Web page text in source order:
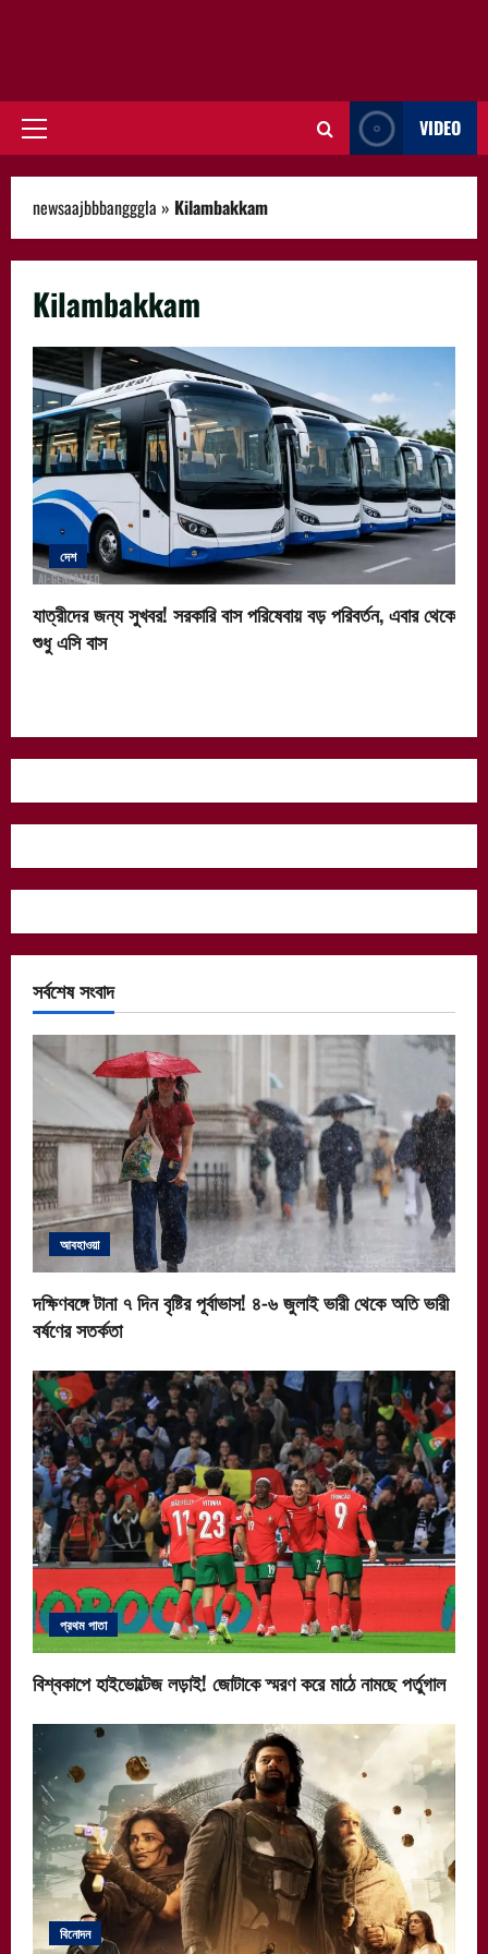
Primary
VIDEO
newsaajbbbangggla » Kilambakkam
Kilambakkam
দেশ
যাত্রীদের জন্য সুখবর! সরকারি বাস পরিষেবায় বড় পরিবর্তন, এবার থেকে
শুধু এসি বাস
সর্বশেষ সংবাদ
আবহাওয়া
দক্ষিণবঙ্গে টানা ৭ দিন বৃষ্টির পূর্বাভাস! ৪-৬ জুলাই ভারী থেকে অতি ভারী
বর্ষণের সতর্কতা
প্রথম পাতা
বিশ্বকাপে হাইভোল্টেজ লড়াই! জোটাকে স্মরণ করে মাঠে নামছে পর্তুগাল
বিনোদন